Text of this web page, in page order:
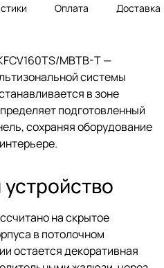
Оплата Доставка
MBTB-T —
системы
в зоне
подготовленный
сохраняя оборудование
на скрытое
в потолочном
остается декоративная